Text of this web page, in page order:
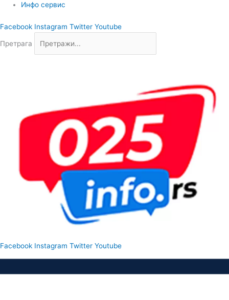
Инфо сервис
Facebook Instagram Twitter Youtube
Претрага
Facebook Instagram Twitter Youtube